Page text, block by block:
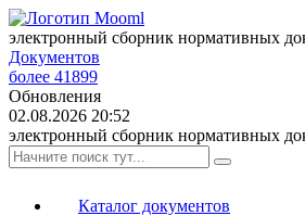
электронный сборник нормативных
Документов
более 41899
Обновления
02.08.2026 20:52
электронный сборник нормативных
Каталог документов